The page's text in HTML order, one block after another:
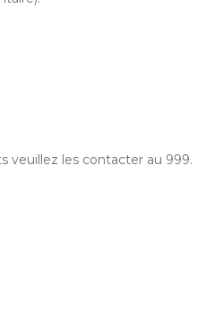
veuillez les contacter au 999.